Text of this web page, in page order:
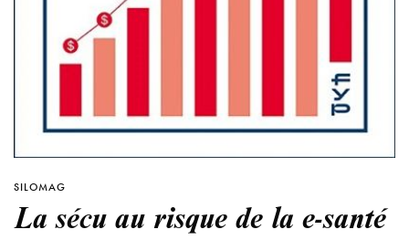
SILOMAG
La sécu au risque de la e-santé